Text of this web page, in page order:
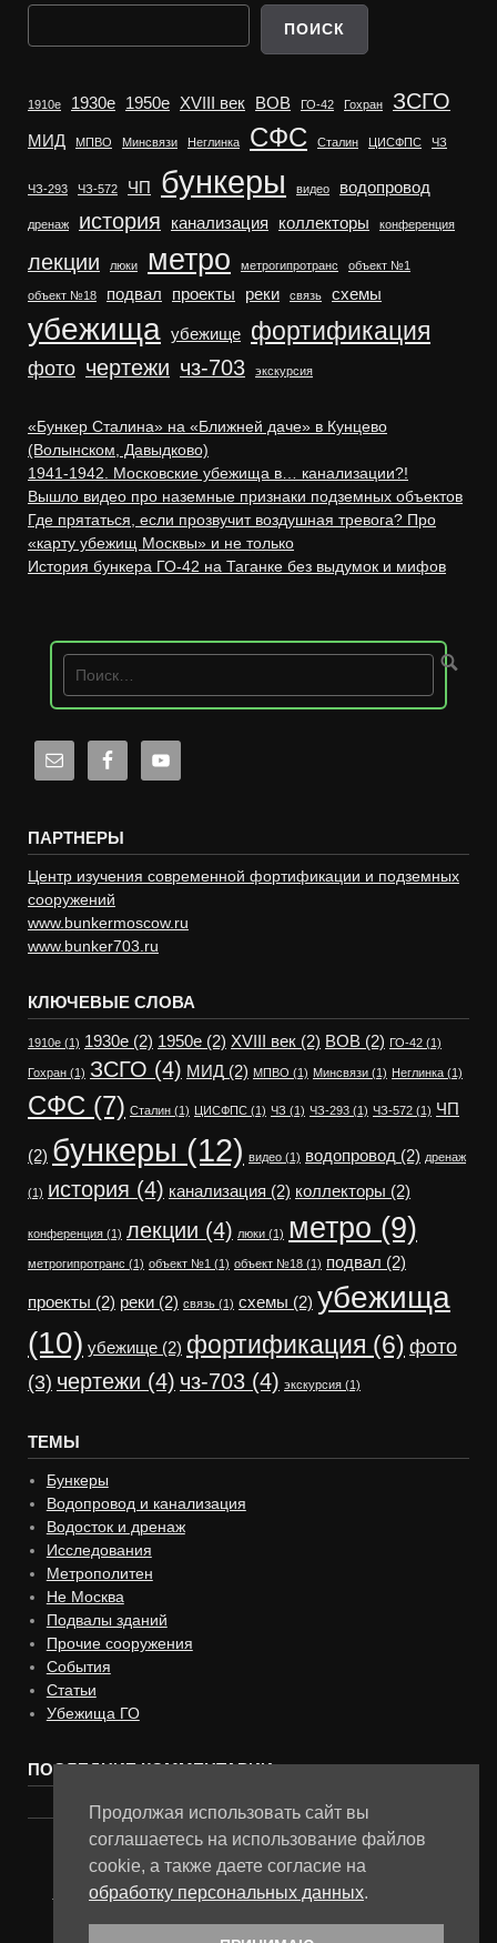
ПОИСК
1910е 1930е 1950е XVIII век ВОВ ГО-42 Гохран ЗСГО
МИД МПВО Минсвязи Неглинка СФС Сталин ЦИСФПС ЧЗ
ЧЗ-293 ЧЗ-572 ЧП бункеры видео водопровод
дренаж история канализация коллекторы конференция
лекции люки метро метрогипротранс объект №1
объект №18 подвал проекты реки связь схемы
убежища убежище фортификация
фото чертежи чз-703 экскурсия
«Бункер Сталина» на «Ближней даче» в Кунцево
(Волынском, Давыдково)
1941-1942. Московские убежища в… канализации?!
Вышло видео про наземные признаки подземных объектов
Где прятаться, если прозвучит воздушная тревога? Про
«карту убежищ Москвы» и не только
История бункера ГО-42 на Таганке без выдумок и мифов
ПАРТНЕРЫ
Центр изучения современной фортификации и подземных
сооружений
www.bunkermoscow.ru
www.bunker703.ru
КЛЮЧЕВЫЕ СЛОВА
1910е (1) 1930е (2) 1950е (2) XVIII век (2) ВОВ (2) ГО-42 (1)
Гохран (1) ЗСГО (4) МИД (2) МПВО (1) Минсвязи (1) Неглинка (1)
СФС (7) Сталин (1) ЦИСФПС (1) ЧЗ (1) ЧЗ-293 (1) ЧЗ-572 (1) ЧП
(2) бункеры (12) видео (1) водопровод (2) дренаж
(1) история (4) канализация (2) коллекторы (2)
конференция (1) лекции (4) люки (1) метро (9)
метрогипротранс (1) объект №1 (1) объект №18 (1) подвал (2)
проекты (2) реки (2) связь (1) схемы (2) убежища
(10) убежище (2) фортификация (6) фото
(3) чертежи (4) чз-703 (4) экскурсия (1)
ТЕМЫ
Бункеры
Водопровод и канализация
Водосток и дренаж
Исследования
Метрополитен
Не Москва
Подвалы зданий
Прочие сооружения
События
Статьи
Убежища ГО
ПОСЛЕДНИЕ КОММЕНТАРИИ
Музей "Подземная Москва" © 2025
Политика в отношении обработки персональных данных и
Продолжая использовать сайт вы
соглашаетесь на использование файлов
cookie, а также даете согласие на
обработку персональных данных.